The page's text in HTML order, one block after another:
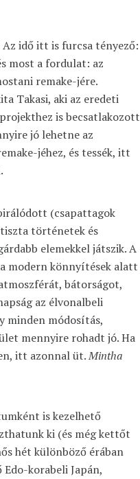
Az idő itt is furcsa tényező:
most a fordulat: az
remake-jére.
Takasi, aki az eredeti
is becsatlakozott
jó lehetne az
jéhez, és tessék, itt
(csapattagok
történetek és
elemekkel játszik. A
modern könnyítések alatt
bátorságot,
az élvonalbeli
minden módosítás,
mennyire rohadt jó. Ha
itt azonnal üt.Mintha
is kezelhető
ki (és még kettőt
hét különböző érában
korabeli Japán,